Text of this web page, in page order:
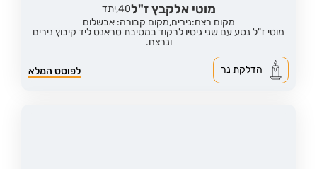
מוטי אלקבץ ז"ל40,יתד
מקום רצח:נירים,מקום קבורה: אבשלום
מוטי ז"ל נסע עם שני גיסיו לרקוד במסיבת טראנס ליד קיבוץ נירים
ונרצח.
לפוסט המלא הדלקת נר